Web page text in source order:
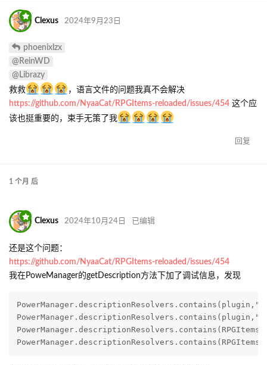
Clexus 2024年9月23日
phoenixlzx
@ReinWD
@Librazy
救救
，语言文件的问题我真不会解决
https://github.com/NyaaCat/RPGItems-reloaded/issues/454 这个应
该也挺重要的，束手无策了我
回复
1 个月 后
Clexus 2024年10月24日 已编辑
还是这个问题：
https://github.com/NyaaCat/RPGItems-reloaded/issues/454
我在PoweManager的getDescription方法下加了调试信息，发现